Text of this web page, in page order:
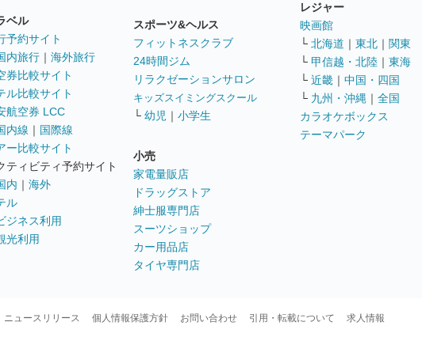
ベル
予約サイト
内旅行 ｜ 海外旅行
券比較サイト
ル比較サイト
航空券 LCC
内線 ｜ 国際線
ー比較サイト
ティビティ予約サイト
内 ｜ 海外
ル
ジネス利用
光利用
スポーツ&ヘルス
フィットネスクラブ
24時間ジム
リラクゼーションサロン
キッズスイミングスクール
└ 幼児 ｜ 小学生
小売
家電量販店
ドラッグストア
紳士服専門店
スーツショップ
カー用品店
タイヤ専門店
レジャー
映画館
└ 北海道 ｜ 東北 ｜ 関東
└ 甲信越・北陸 ｜ 東海
└ 近畿 ｜ 中国・四国
└ 九州・沖縄 ｜ 全国
カラオケボックス
テーマパーク
ニュースリリース 個人情報保護方針 お問い合わせ 引用・転載について 求人情報